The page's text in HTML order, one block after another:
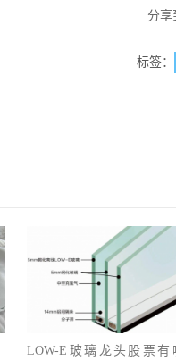
分享
标签：
LOW-E玻璃龙头股票有